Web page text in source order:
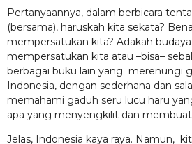
Pertanyaannya, dalam berbicara
(bersama), haruskah kita sekata?
mempersatukan kita? Adakah
mempersatukan kita atau –bisa–
berbagai buku lain yang merenungi
Indonesia, dengan sederhana dan
memahami gaduh seru lucu haru
apa yang menyengkilit dan
Jelas, Indonesia kaya raya. Namun,